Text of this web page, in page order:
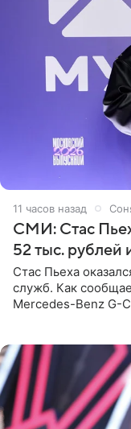
11 часов назад
СМИ: Стас
52 тыс.
Стас Пьеха
служб. Как
Mercedes-Benz G-